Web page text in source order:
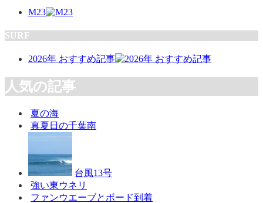
M23
SURF
2026年 おすすめ記事
人気の記事
夏の海
真夏日の千葉南
台風13号
強い東ウネリ
ファンウエーブとボード到着